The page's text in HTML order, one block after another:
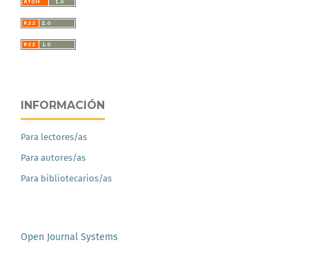
INFORMACIÓN
Para lectores/as
Para autores/as
Para bibliotecarios/as
Open Journal Systems